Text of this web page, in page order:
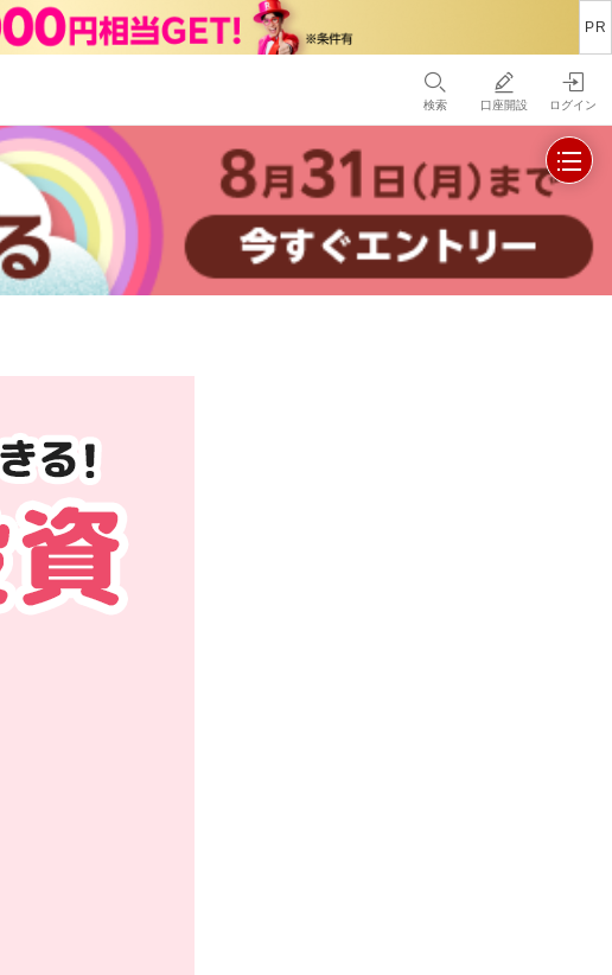
検索 口座開設 ログイン